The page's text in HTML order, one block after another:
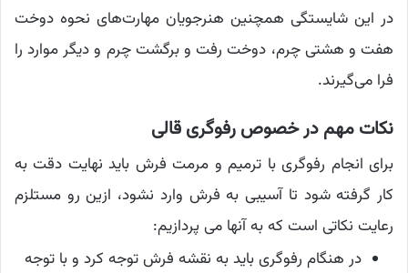
در این شایستگی همچنین هنرجویان مهارت‌های نحوه دوخت
هفت و هشتی چرم، دوخت رفت و برگشت چرم و دیگر موارد را
فرا می‌گیرند.
نکات مهم در خصوص رفوگری قالی
برای انجام رفوگری با ترمیم و‌ مرمت فرش باید نهایت دقت به
کار گرفته شود تا آسیبی به فرش وارد نشود، ازین رو مستلزم
رعایت نکاتی است که به آنها می پردازیم:
در هنگام رفوگری باید به نقشه فرش توجه کرد و با توجه